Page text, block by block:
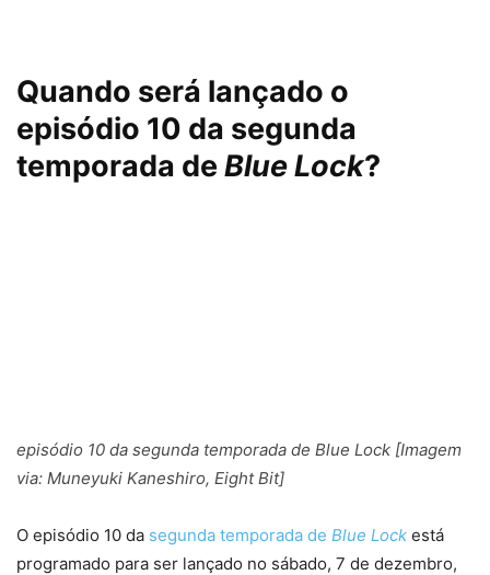
Quando será lançado o
episódio 10 da segunda
temporada de Blue Lock?
episódio 10 da segunda temporada de Blue Lock [Imagem
via: Muneyuki Kaneshiro, Eight Bit]
O episódio 10 da segunda temporada de Blue Lock está
programado para ser lançado no sábado, 7 de dezembro,